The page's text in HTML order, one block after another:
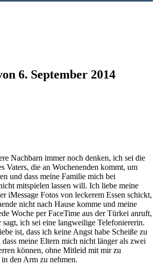
6. September 2014
Nachbarn immer noch denken, ich sei die
Vaters, die an Wochenenden kommt, um
und dass meine Familie mich bei
mitspielen lassen will. Ich liebe meine
iMessage Fotos von leckerem Essen schickt,
nicht nach Hause komme und meine
Woche per FaceTime aus der Türkei anruft,
ich sei eine langweilige Telefoniererin.
ist, dass ich keine Angst habe Scheiße zu
meine Eltern mich nicht länger als zwei
können, ohne Mitleid mit mir zu
den Arm zu nehmen.